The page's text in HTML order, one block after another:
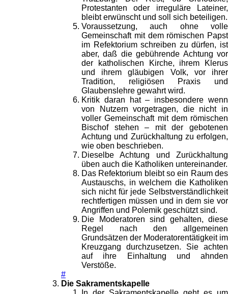
Protestanten oder irreguläre Lateiner,
bleibt erwünscht und soll sich beteiligen.
Voraussetzung, auch ohne volle
Gemeinschaft mit dem römischen Papst
im Refektorium schreiben zu dürfen, ist
aber, daß die gebührende Achtung vor
der katholischen Kirche, ihrem Klerus
und ihrem gläubigen Volk, vor ihrer
Tradition, religiösen Praxis und
Glaubenslehre gewahrt wird.
Kritik daran hat – insbesondere wenn
von Nutzern vorgetragen, die nicht in
voller Gemeinschaft mit dem römischen
Bischof stehen – mit der gebotenen
Achtung und Zurückhaltung zu erfolgen,
wie oben beschrieben.
Dieselbe Achtung und Zurückhaltung
üben auch die Katholiken untereinander.
Das Refektorium bleibt so ein Raum des
Austauschs, in welchem die Katholiken
sich nicht für jede Selbstverständlichkeit
rechtfertigen müssen und in dem sie vor
Angriffen und Polemik geschützt sind.
Die Moderatoren sind gehalten, diese
Regel nach den allgemeinen
Grundsätzen der Moderatorentätigkeit im
Kreuzgang durchzusetzen. Sie achten
auf ihre Einhaltung und ahnden
Verstöße.
#
Die Sakramentskapelle